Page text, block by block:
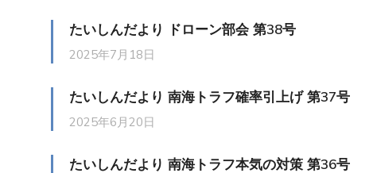
たいしんだより ドローン部会 第38号
2025年7月18日
たいしんだより 南海トラフ確率引上げ 第37号
2025年6月20日
たいしんだより 南海トラフ本気の対策 第36号